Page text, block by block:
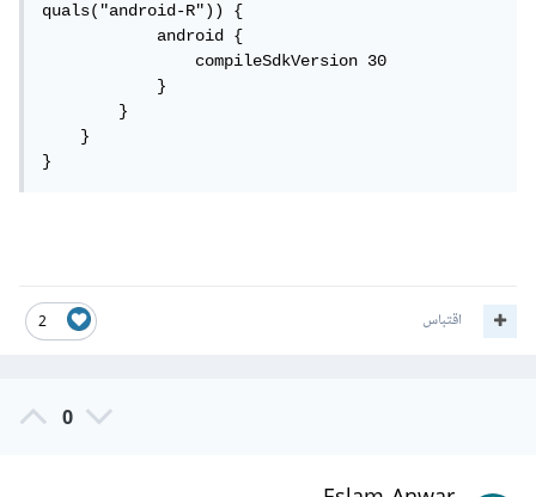
quals("android-R")) {
            android {
                compileSdkVersion 30
            }
        }
    }
}
2 اقتباس
0